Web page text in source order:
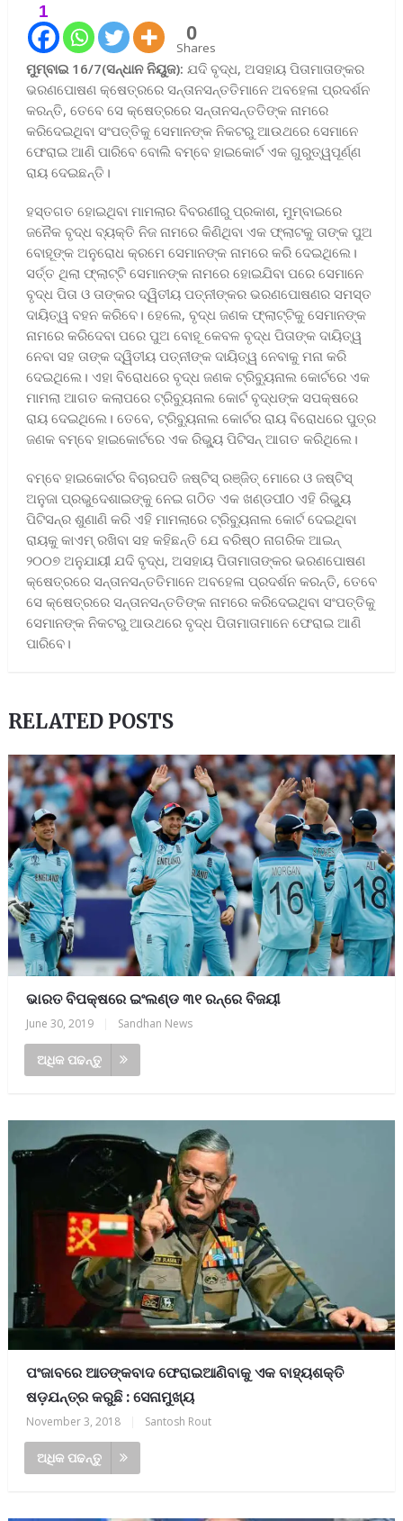
1
0
Shares
ମୁମ୍ବାଇ 16/7(ସନ୍ଧାନ ନିୟୁଜ): ଯଦି ବୃଦ୍ଧ, ଅସହାୟ ପିତାମାତାଙ୍କର
ଭରଣପୋଷଣ କ୍ଷେତ୍ରରେ ସନ୍ତାନସନ୍ତତିମାନେ ଅବହେଳା ପ୍ରଦର୍ଶନ
କରନ୍ତି, ତେବେ ସେ କ୍ଷେତ୍ରରେ ସନ୍ତାନସନ୍ତତିଙ୍କ ନାମରେ
କରିଦେଇଥିବା ସଂପତ୍ତିକୁ ସେମାନଙ୍କ ନିକଟରୁ ଆଉଥରେ ସେମାନେ
ଫେରାଇ ଆଣି ପାରିବେ ବୋଲି ବମ୍ବେ ହାଇକୋର୍ଟ ଏକ ଗୁରୁତ୍ୱପୂର୍ଣ୍ଣ
ରାୟ ଦେଇଛନ୍ତି।
ହସ୍ତଗତ ହୋଇଥିବା ମାମଲାର ବିବରଣୀରୁ ପ୍ରକାଶ, ମୁମ୍ବାଇରେ
ଜନୈକ ବୃଦ୍ଧ ବ୍ୟକ୍ତି ନିଜ ନାମରେ କିଣିଥିବା ଏକ ଫ୍ଲାଟକୁ ତାଙ୍କ ପୁଅ
ବୋହୂଙ୍କ ଅନୁରୋଧ କ୍ରମେ ସେମାନଙ୍କ ନାମରେ କରି ଦେଇଥିଲେ।
ସର୍ତ୍ତ ଥିଲା ଫ୍ଲାଟ୍‌ଟି ସେମାନଙ୍କ ନାମରେ ହୋଇଯିବା ପରେ ସେମାନେ
ବୃଦ୍ଧ ପିତା ଓ ତାଙ୍କର ଦ୍ୱିତୀୟ ପତ୍ନୀଙ୍କର ଭରଣପୋଷଣର ସମସ୍ତ
ଦାୟିତ୍ୱ ବହନ କରିବେ। ହେଲେ, ବୃଦ୍ଧ ଜଣକ ଫ୍ଲାଟ୍‌ଟିକୁ ସେମାନଙ୍କ
ନାମରେ କରିଦେବା ପରେ ପୁଅ ବୋହୂ କେବଳ ବୃଦ୍ଧ ପିତାଙ୍କ ଦାୟିତ୍ୱ
ନେବା ସହ ତାଙ୍କ ଦ୍ୱିତୀୟ ପତ୍ନୀଙ୍କ ଦାୟିତ୍ୱ ନେବାକୁ ମନା କରି
ଦେଇଥିଲେ। ଏହା ବିରୋଧରେ ବୃଦ୍ଧ ଜଣକ ଟ୍ରିବ୍ୟୁନାଲ କୋର୍ଟରେ ଏକ
ମାମଲା ଆଗତ କଲାପରେ ଟ୍ରିବ୍ୟୁନାଲ କୋର୍ଟ ବୃଦ୍ଧଙ୍କ ସପକ୍ଷରେ
ରାୟ ଦେଇଥିଲେ। ତେବେ, ଟ୍ରିବ୍ୟୁନାଲ କୋର୍ଟର ରାୟ ବିରୋଧରେ ପୁତ୍ର
ଜଣକ ବମ୍ବେ ହାଇକୋର୍ଟରେ ଏକ ରିଭ୍ୟୁ ପିଟିସନ୍‌ ଆଗତ କରିଥିଲେ।
ବମ୍ବେ ହାଇକୋର୍ଟର ବିଚାରପତି ଜଷ୍ଟିସ୍‌ ରଞ୍ଜିତ୍‌ ମୋରେ ଓ ଜଷ୍ଟିସ୍‌
ଅନୁଜା ପ୍ରଭୁଦେଶାଇଙ୍କୁ ନେଇ ଗଠିତ ଏକ ଖଣ୍ଡପୀଠ ଏହି ରିଭ୍ୟୁ
ପିଟିସନ୍‌ର ଶୁଣାଣି କରି ଏହି ମାମଲାରେ ଟ୍ରିବ୍ୟୁନାଲ କୋର୍ଟ ଦେଇଥିବା
ରାୟକୁ କାଏମ୍‌ ରଖିବା ସହ କହିଛନ୍ତି ଯେ ବରିଷ୍ଠ ନାଗରିକ ଆଇନ୍‌
୨୦୦୭ ଅନୁଯାୟୀ ଯଦି ବୃଦ୍ଧ, ଅସହାୟ ପିତାମାତାଙ୍କର ଭରଣପୋଷଣ
କ୍ଷେତ୍ରରେ ସନ୍ତାନସନ୍ତତିମାନେ ଅବହେଳା ପ୍ରଦର୍ଶନ କରନ୍ତି, ତେବେ
ସେ କ୍ଷେତ୍ରରେ ସନ୍ତାନସନ୍ତତିଙ୍କ ନାମରେ କରିଦେଇଥିବା ସଂପତ୍ତିକୁ
ସେମାନଙ୍କ ନିକଟରୁ ଆଉଥରେ ବୃଦ୍ଧ ପିତାମାତାମାନେ ଫେରାଇ ଆଣି
ପାରିବେ।
RELATED POSTS
ଭାରତ ବିପକ୍ଷରେ ଇଂଲଣ୍ଡ ୩୧ ରନ୍‌ରେ ବିଜୟୀ
June 30, 2019 Sandhan News
ଅଧିକ ପଢନ୍ତୁ
ପଂଜାବରେ ଆତଙ୍କବାଦ ଫେରାଇଆଣିବାକୁ ଏକ ବାହ୍ୟଶକ୍ତି
ଷଡ଼ଯନ୍ତ୍ର କରୁଛି : ସେନାମୁଖ୍ୟ
November 3, 2018 Santosh Rout
ଅଧିକ ପଢନ୍ତୁ